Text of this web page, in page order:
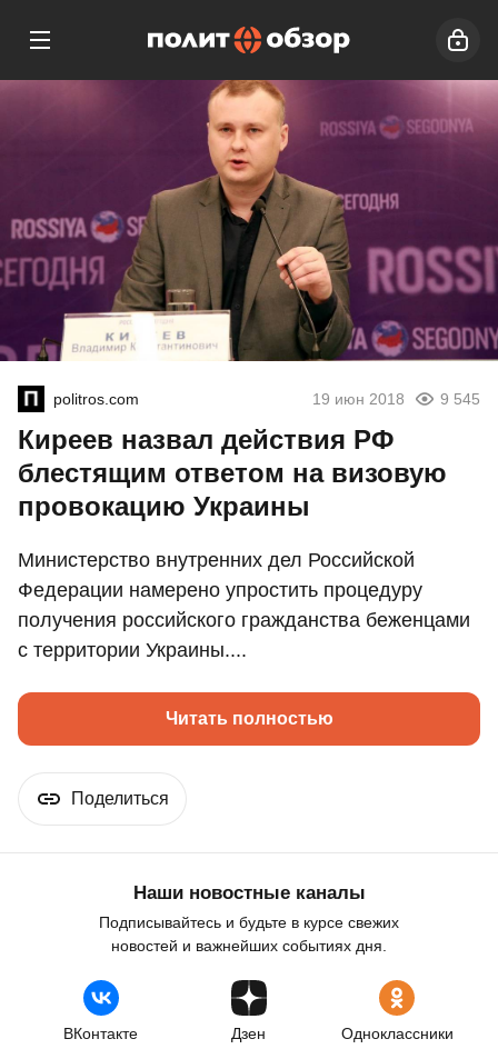
politros.com 19 июн 2018 9 545
Киреев назвал действия РФ
блестящим ответом на визовую
провокацию Украины
Министерство внутренних дел Российской
Федерации намерено упростить процедуру
получения российского гражданства беженцами
с территории Украины....
Читать полностью
Поделиться
Наши новостные каналы
Подписывайтесь и будьте в курсе свежих
новостей и важнейших событиях дня.
ВКонтакте Дзен Одноклассники